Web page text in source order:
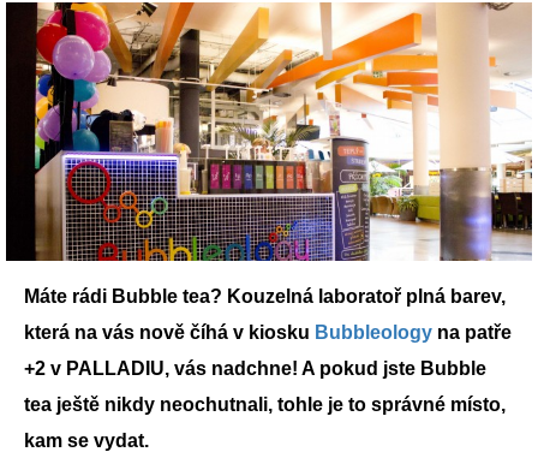
Máte rádi Bubble tea? Kouzelná laboratoř plná barev,
která na vás nově číhá v kiosku Bubbleology na patře
+2 v PALLADIU, vás nadchne! A pokud jste Bubble
tea ještě nikdy neochutnali, tohle je to správné místo,
kam se vydat.